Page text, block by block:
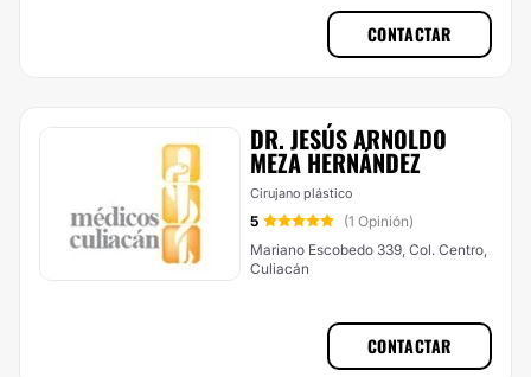
CONTACTAR
DR. JESÚS ARNOLDO
MEZA HERNÁNDEZ
Cirujano plástico
5
(1 Opinión)
Mariano Escobedo 339, Col. Centro,
Culiacán
CONTACTAR